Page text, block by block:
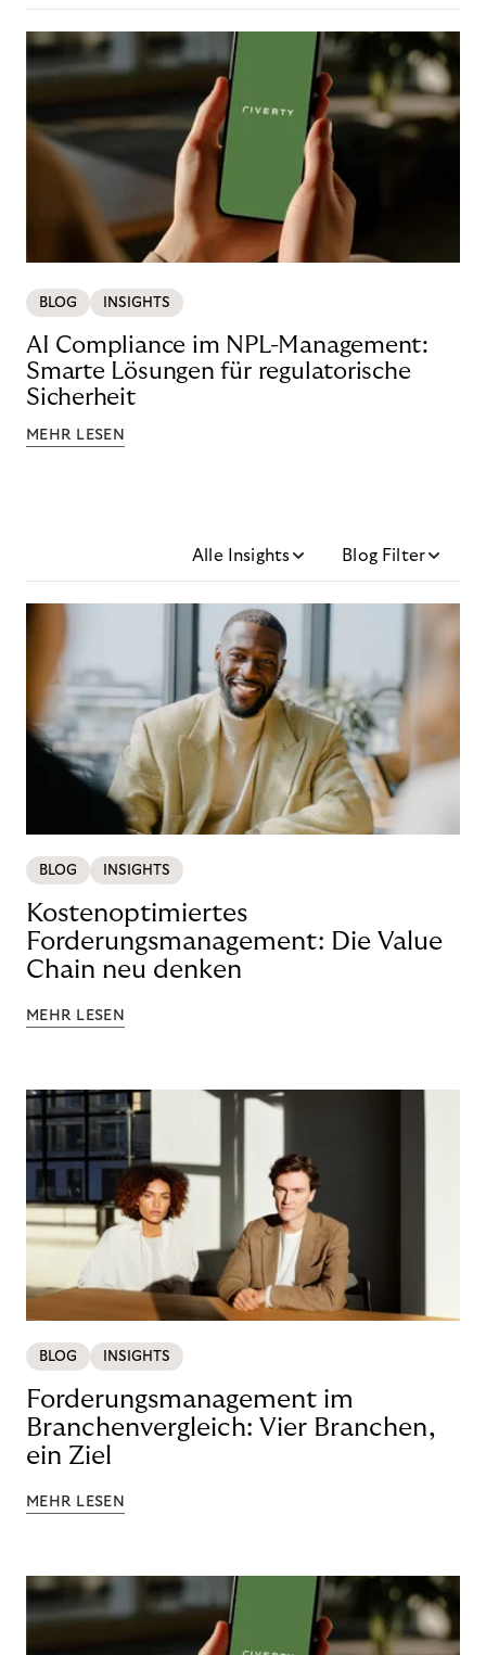
BLOG INSIGHTS
AI Compliance im NPL-Management:
Smarte Lösungen für regulatorische
Sicherheit
MEHR LESEN
Alle Insights Blog Filter
BLOG INSIGHTS
Kostenoptimiertes
Forderungsmanagement: Die Value
Chain neu denken
MEHR LESEN
BLOG INSIGHTS
Forderungsmanagement im
Branchenvergleich: Vier Branchen,
ein Ziel
MEHR LESEN